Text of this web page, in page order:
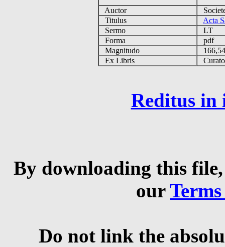
Auctor
Titulus
Acta
Sermo
LT
Forma
pdf
Magnitudo
Ex Libris
Reditus in
By downloading this
our
Do not link the